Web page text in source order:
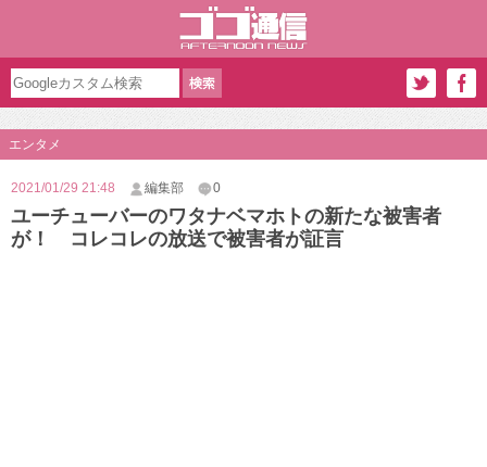
エンタメ
2021/01/29 21:48 編集部 0
ユーチューバーのワタナベマホトの新たな被害者
が！ コレコレの放送で被害者が証言